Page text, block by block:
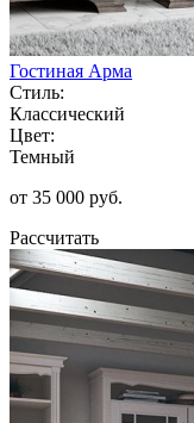
Гостиная Арма
Стиль:
Классический
Цвет:
Темный
от 35 000 руб.
Рассчитать